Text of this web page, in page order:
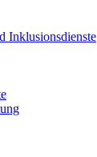
Inklusionsdienste